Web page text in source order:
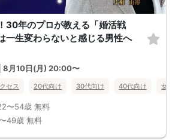
30年のプロが教える「婚活戦
一生変わらないと感じる男性へ
8月10日(月) 20:00〜
セス 20代向け 30代向け 40代向け 女
〜54歳 無料
49歳 無料